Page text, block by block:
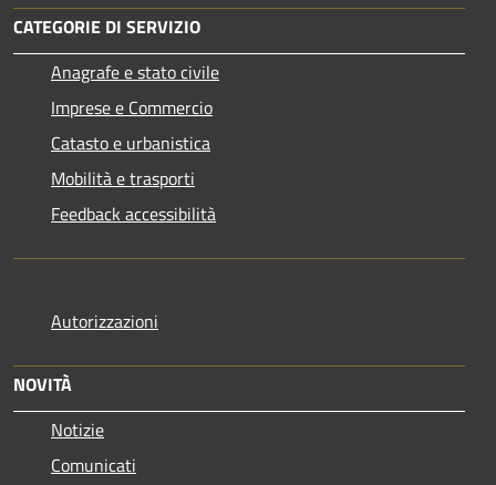
CATEGORIE DI SERVIZIO
Anagrafe e stato civile
Imprese e Commercio
Catasto e urbanistica
Mobilità e trasporti
Feedback accessibilità
Autorizzazioni
NOVITÀ
Notizie
Comunicati